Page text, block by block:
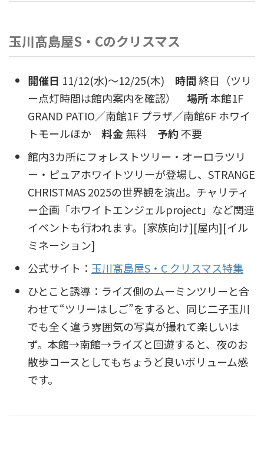
玉川髙島屋S・Cのクリスマス
開催日 11/12(水)〜12/25(木) 時間終日（ツリ
ー点灯時間は館内案内を確認） 場所本館1F
GRAND PATIO／南館1F プラザ／南館6F ホワイ
トモールほか 料金無料 予約不要
館内3カ所にフォレストツリー・オーロラツリ
ー・ピュアホワイトツリーが登場し、STRANGE
CHRISTMAS 2025の世界観を演出。チャリティ
ー企画「ホワイトエンジェルproject」など関連
イベントも行われます。[家族向け][屋内][イル
ミネーション]
公式サイト： 玉川髙島屋S・C クリスマス特集
ひとこと誘導：ライズ側のムーミンツリーと合
わせて“ツリーはしご”をすると、同じ二子玉川
でも全く違う雰囲気の写真が撮れて楽しいは
ず。本館→南館→ライズと回遊すると、夜のお
散歩コースとしてもちょうど良いボリューム感
です。